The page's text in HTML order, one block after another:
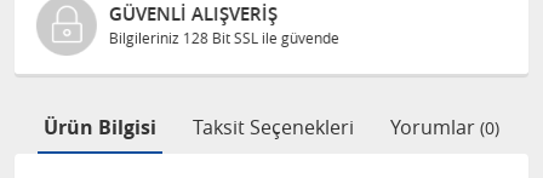
Ürünlerimiz %100 orjinaldir.
Ürün Bilgisi Taksit Seçenekleri Yorumlar (0)